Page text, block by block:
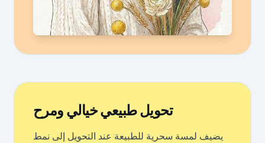
تحويل طبيعي خيالي ومرح
يضيف لمسة سحرية للطبيعة عند التحويل إلى نمط